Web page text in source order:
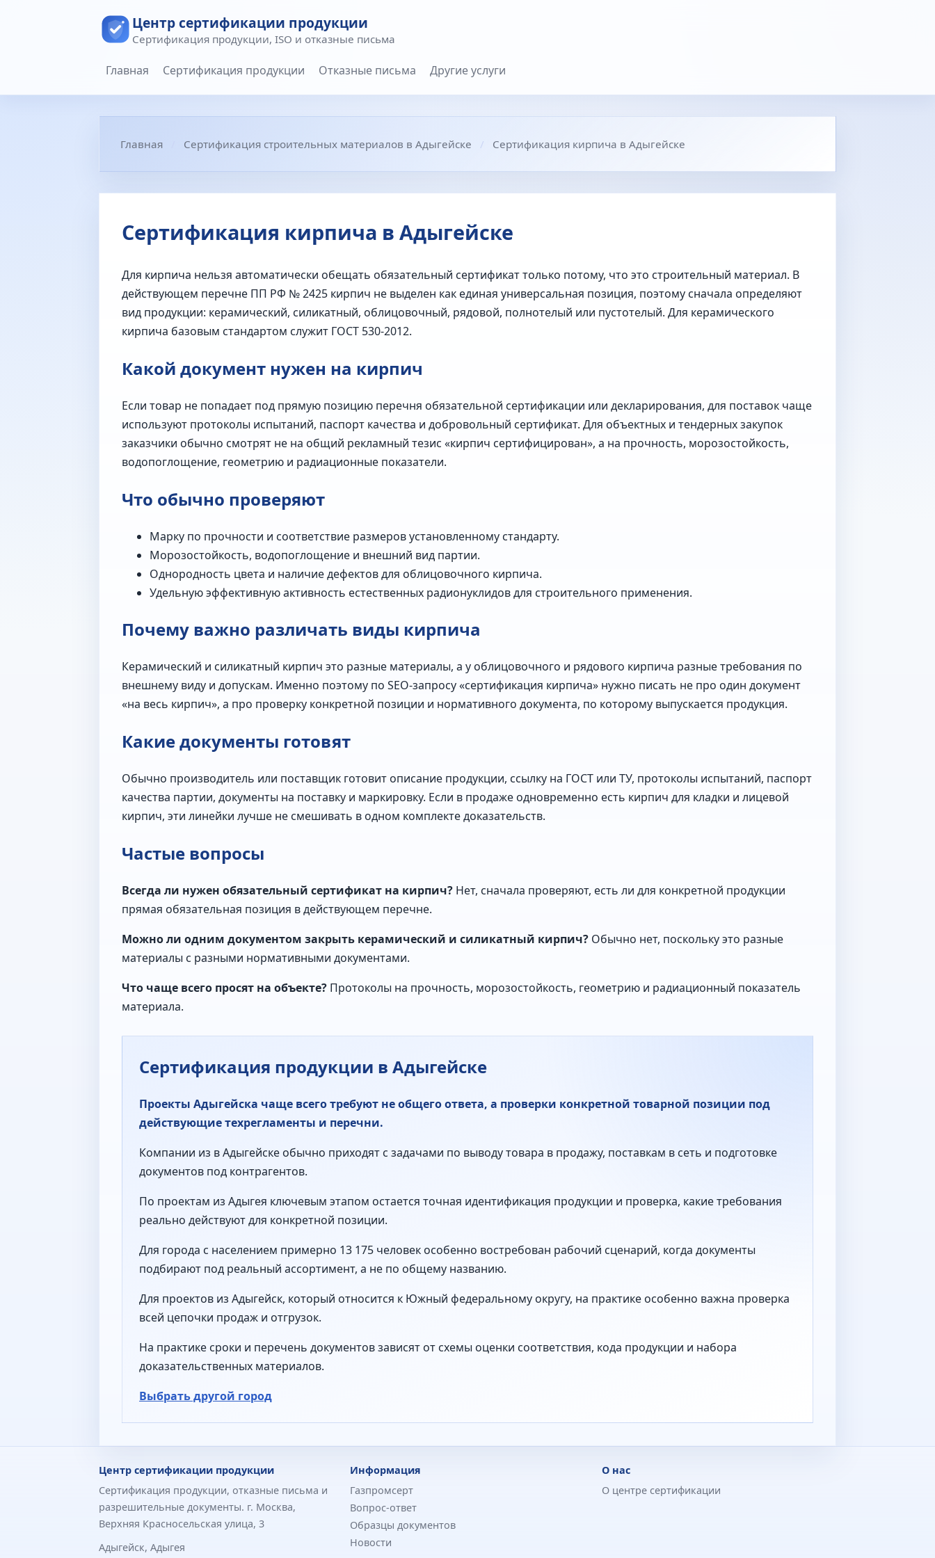
Центр сертификации продукции
Сертификация продукции, ISO и отказные письма
Главная Сертификация продукции Отказные письма Другие услуги
Главная Сертификация строительных материалов в Адыгейске Сертификация кирпича в Адыгейске
Сертификация кирпича в Адыгейске
Для кирпича нельзя автоматически обещать обязательный сертификат только потому, что это строительный материал. В
действующем перечне ПП РФ № 2425 кирпич не выделен как единая универсальная позиция, поэтому сначала определяют
вид продукции: керамический, силикатный, облицовочный, рядовой, полнотелый или пустотелый. Для керамического
кирпича базовым стандартом служит ГОСТ 530-2012.
Какой документ нужен на кирпич
Если товар не попадает под прямую позицию перечня обязательной сертификации или декларирования, для поставок чаще
используют протоколы испытаний, паспорт качества и добровольный сертификат. Для объектных и тендерных закупок
заказчики обычно смотрят не на общий рекламный тезис «кирпич сертифицирован», а на прочность, морозостойкость,
водопоглощение, геометрию и радиационные показатели.
Что обычно проверяют
Марку по прочности и соответствие размеров установленному стандарту.
Морозостойкость, водопоглощение и внешний вид партии.
Однородность цвета и наличие дефектов для облицовочного кирпича.
Удельную эффективную активность естественных радионуклидов для строительного применения.
Почему важно различать виды кирпича
Керамический и силикатный кирпич это разные материалы, а у облицовочного и рядового кирпича разные требования по
внешнему виду и допускам. Именно поэтому по SEO-запросу «сертификация кирпича» нужно писать не про один документ
«на весь кирпич», а про проверку конкретной позиции и нормативного документа, по которому выпускается продукция.
Какие документы готовят
Обычно производитель или поставщик готовит описание продукции, ссылку на ГОСТ или ТУ, протоколы испытаний, паспорт
качества партии, документы на поставку и маркировку. Если в продаже одновременно есть кирпич для кладки и лицевой
кирпич, эти линейки лучше не смешивать в одном комплекте доказательств.
Частые вопросы
Всегда ли нужен обязательный сертификат на кирпич? Нет, сначала проверяют, есть ли для конкретной продукции
прямая обязательная позиция в действующем перечне.
Можно ли одним документом закрыть керамический и силикатный кирпич? Обычно нет, поскольку это разные
материалы с разными нормативными документами.
Что чаще всего просят на объекте? Протоколы на прочность, морозостойкость, геометрию и радиационный показатель
материала.
Сертификация продукции в Адыгейске
Проекты Адыгейска чаще всего требуют не общего ответа, а проверки конкретной товарной позиции под
действующие техрегламенты и перечни.
Компании из в Адыгейске обычно приходят с задачами по выводу товара в продажу, поставкам в сеть и подготовке
документов под контрагентов.
По проектам из Адыгея ключевым этапом остается точная идентификация продукции и проверка, какие требования
реально действуют для конкретной позиции.
Для города с населением примерно 13 175 человек особенно востребован рабочий сценарий, когда документы
подбирают под реальный ассортимент, а не по общему названию.
Для проектов из Адыгейск, который относится к Южный федеральному округу, на практике особенно важна проверка
всей цепочки продаж и отгрузок.
На практике сроки и перечень документов зависят от схемы оценки соответствия, кода продукции и набора
доказательственных материалов.
Выбрать другой город
Центр сертификации продукции
Сертификация продукции, отказные письма и
разрешительные документы. г. Москва,
Верхняя Красносельская улица, 3
Адыгейск, Адыгея
Информация
Газпромсерт
Вопрос-ответ
Образцы документов
Новости
О нас
О центре сертификации